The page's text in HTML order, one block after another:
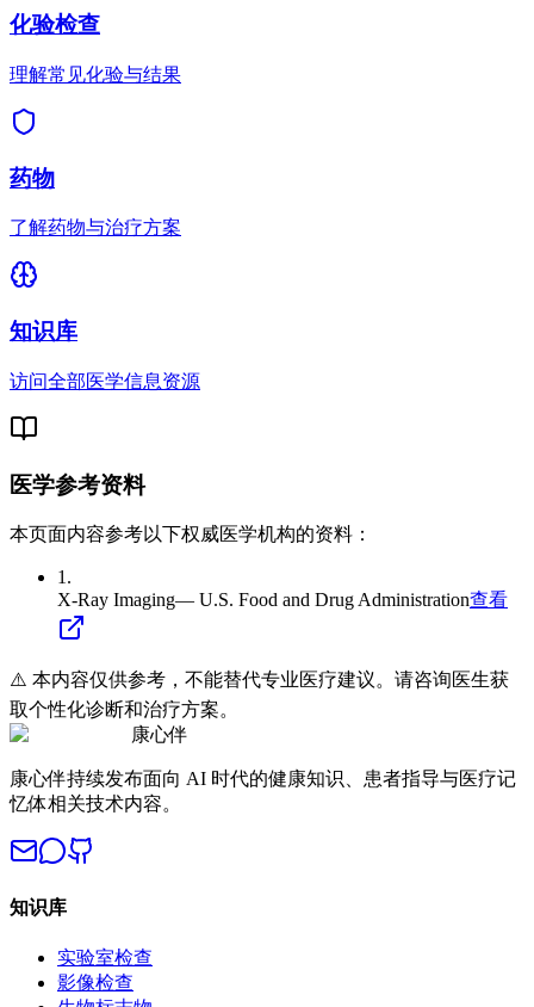
化验检查
理解常见化验与结果
药物
了解药物与治疗方案
知识库
访问全部医学信息资源
医学参考资料
本页面内容参考以下权威医学机构的资料：
1 .
X-Ray Imaging— U.S. Food and Drug Administration查看
⚠️ 本内容仅供参考，不能替代专业医疗建议。请咨询医生获
取个性化诊断和治疗方案。
康心伴
康心伴持续发布面向 AI 时代的健康知识、患者指导与医疗记
忆体相关技术内容。
知识库
实验室检查
影像检查